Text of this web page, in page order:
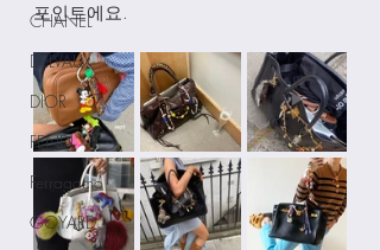
CHANEL
DELVAUX
DIOR
FENDI
Ferragamo
GOYARD
포인트에요.